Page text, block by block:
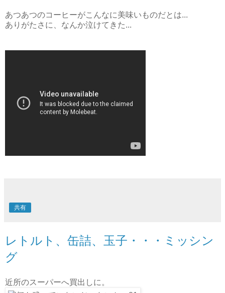
あつあつのコーヒーがこんなに美味いものだとは...
ありがたさに、なんか泣けてきた...
共有
レトルト、缶詰、玉子・・・ミッシン
グ
近所のスーパーへ買出しに。